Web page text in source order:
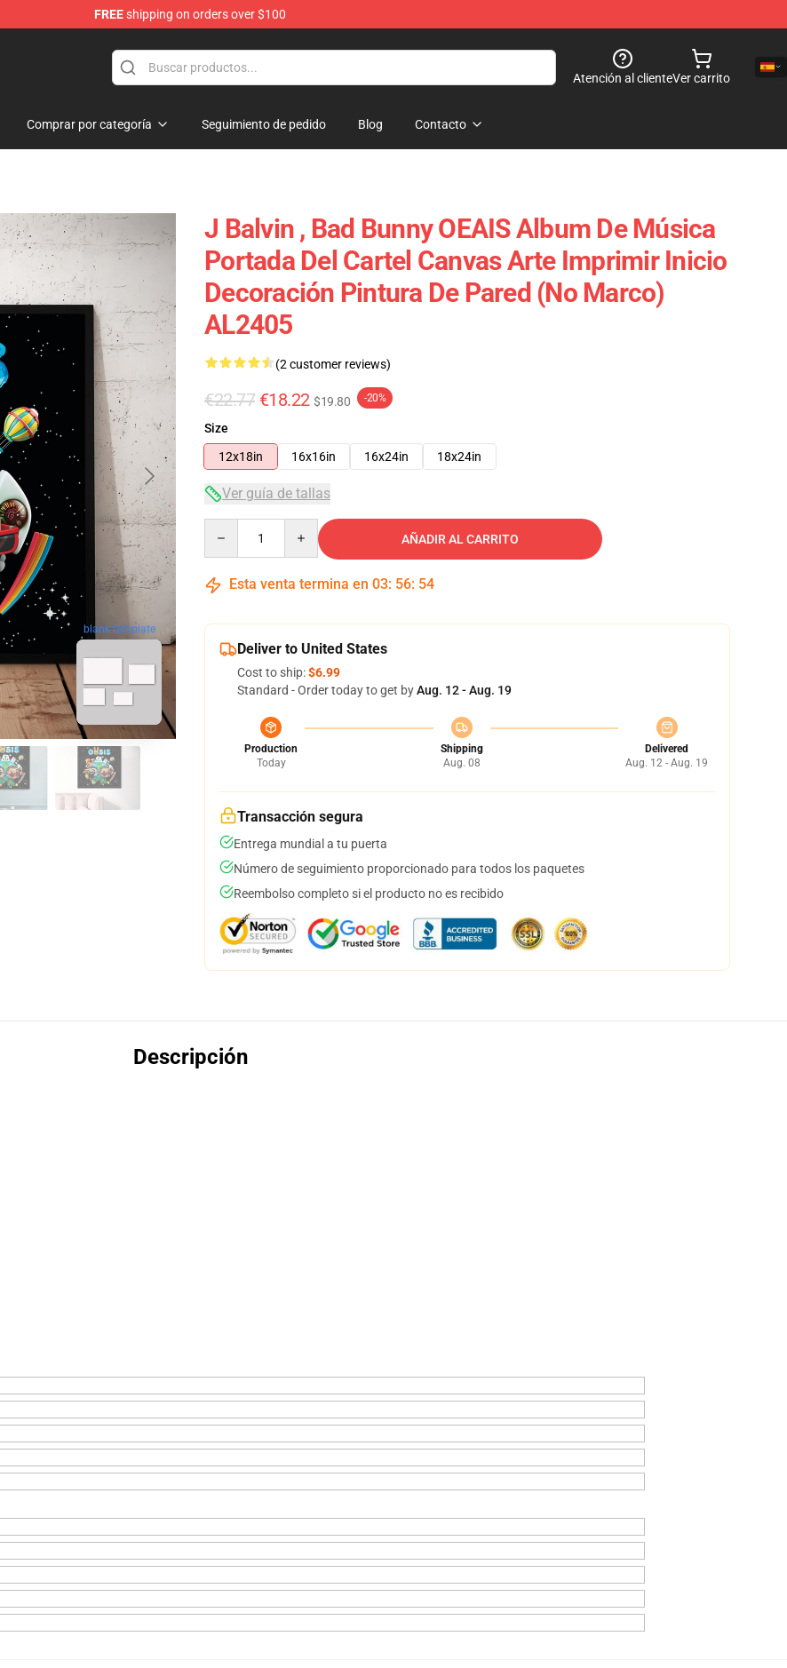
FREEshipping on orders over $100
Atención al clienteVer carrito
Comprar por categoría Seguimiento de pedido Blog Contacto
blank template
J Balvin , Bad Bunny OEAIS Album De Música
Portada Del Cartel Canvas Arte Imprimir Inicio
Decoración Pintura De Pared (No Marco)
AL2405
(2 customer reviews)
€22.77 €18.22 $19.80 -20%
Size
12x18in
16x16in 16x24in 18x24in
Ver guía de tallas
AÑADIR AL CARRITO
Esta venta termina en 03: 56: 53
Deliver to United States
Cost to ship:$6.99
Standard - Order today to get byAug. 12 - Aug. 19
Production
Today
Shipping
Aug. 08
Delivered
Aug. 12 - Aug. 19
Transacción segura
Entrega mundial a tu puerta
Número de seguimiento proporcionado para todos los paquetes
Reembolso completo si el producto no es recibido
Descripción